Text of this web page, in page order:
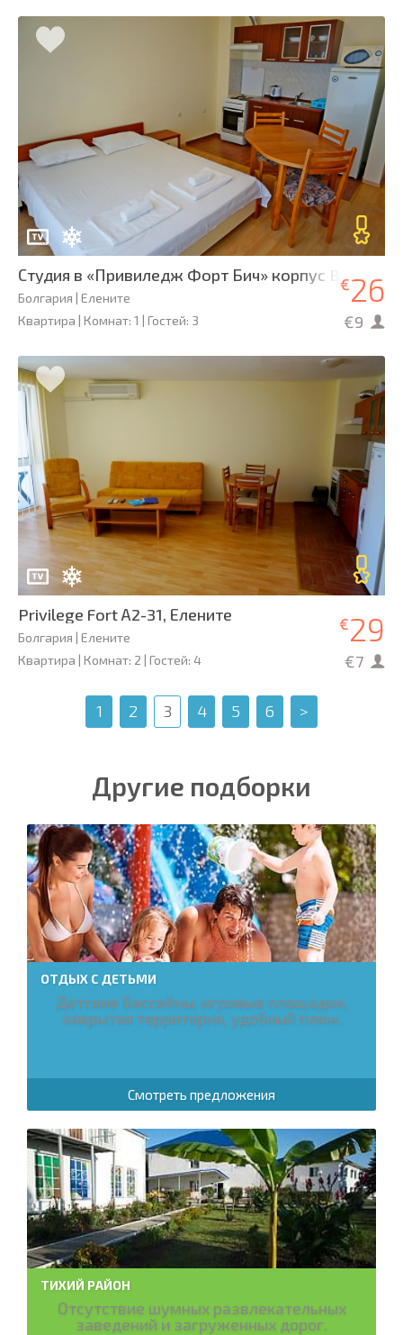
Студия в «Привиледж Форт Бич» корпус B2
Болгария | Елените
Квартира | Комнат: 1 | Гостей: 3
€26
€9
Privilege Fort А2-31, Елените
Болгария | Елените
Квартира | Комнат: 2 | Гостей: 4
€29
€7
1 2 3 4 5 6 >
Другие подборки
ОТДЫХ С ДЕТЬМИ
Детские бассейны, игровые площадки,
закрытая территория, удобный пляж.
Смотреть предложения
ТИХИЙ РАЙОН
Отсутствие шумных развлекательных
заведений и загруженных дорог.